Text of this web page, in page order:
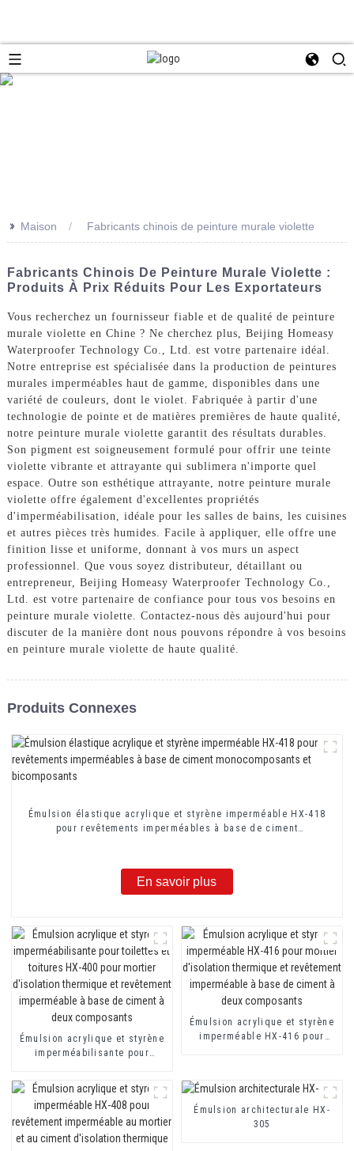
>> Maison Fabricants chinois de peinture murale violette
Fabricants Chinois De Peinture Murale Violette :
Produits À Prix Réduits Pour Les Exportateurs
Vous recherchez un fournisseur fiable et de qualité de peinture
murale violette en Chine ? Ne cherchez plus, Beijing Homeasy
Waterproofer Technology Co., Ltd. est votre partenaire idéal.
Notre entreprise est spécialisée dans la production de peintures
murales imperméables haut de gamme, disponibles dans une
variété de couleurs, dont le violet. Fabriquée à partir d'une
technologie de pointe et de matières premières de haute qualité,
notre peinture murale violette garantit des résultats durables.
Son pigment est soigneusement formulé pour offrir une teinte
violette vibrante et attrayante qui sublimera n'importe quel
espace. Outre son esthétique attrayante, notre peinture murale
violette offre également d'excellentes propriétés
d'imperméabilisation, idéale pour les salles de bains, les cuisines
et autres pièces très humides. Facile à appliquer, elle offre une
finition lisse et uniforme, donnant à vos murs un aspect
professionnel. Que vous soyez distributeur, détaillant ou
entrepreneur, Beijing Homeasy Waterproofer Technology Co.,
Ltd. est votre partenaire de confiance pour tous vos besoins en
peinture murale violette. Contactez-nous dès aujourd'hui pour
discuter de la manière dont nous pouvons répondre à vos besoins
en peinture murale violette de haute qualité.
Produits Connexes
Émulsion élastique acrylique et styrène imperméable HX-418
pour revêtements imperméables à base de ciment
En savoir plus
Émulsion acrylique et styrène
imperméabilisante pour
pour mortier d'isolation
thermique et revêtement
imperméable à base de ciment
à deux composants
Émulsion acrylique et styrène
imperméable HX-416 pour
composants
Émulsion architecturale HX-
305